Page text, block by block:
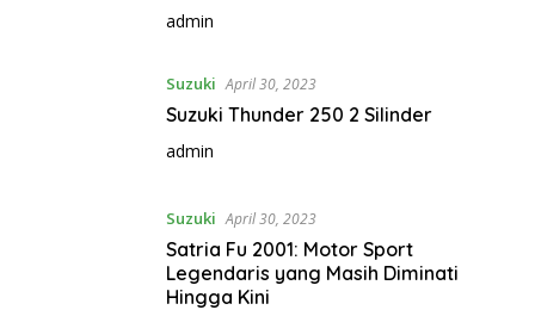
admin
Suzuki April 30, 2023
Suzuki Thunder 250 2 Silinder
admin
Suzuki April 30, 2023
Satria Fu 2001: Motor Sport
Legendaris yang Masih Diminati
Hingga Kini